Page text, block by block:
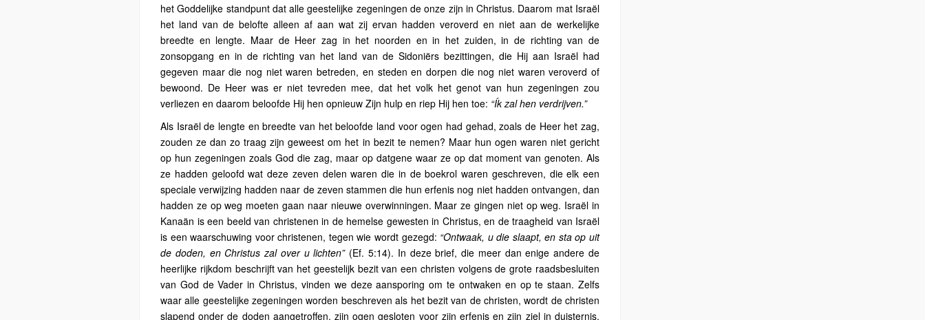
het Goddelijke standpunt dat alle geestelijke zegeningen de onze zijn in Christus. Daarom mat Israël
het land van de belofte alleen af aan wat zij ervan hadden veroverd en niet aan de werkelijke
breedte en lengte. Maar de Heer zag in het noorden en in het zuiden, in de richting van de
zonsopgang en in de richting van het land van de Sidoniërs bezittingen, die Hij aan Israël had
gegeven maar die nog niet waren betreden, en steden en dorpen die nog niet waren veroverd of
bewoond. De Heer was er niet tevreden mee, dat het volk het genot van hun zegeningen zou
verliezen en daarom beloofde Hij hen opnieuw Zijn hulp en riep Hij hen toe: “Ík zal hen verdrijven.”
Als Israël de lengte en breedte van het beloofde land voor ogen had gehad, zoals de Heer het zag,
zouden ze dan zo traag zijn geweest om het in bezit te nemen? Maar hun ogen waren niet gericht
op hun zegeningen zoals God die zag, maar op datgene waar ze op dat moment van genoten. Als
ze hadden geloofd wat deze zeven delen waren die in de boekrol waren geschreven, die elk een
speciale verwijzing hadden naar de zeven stammen die hun erfenis nog niet hadden ontvangen, dan
hadden ze op weg moeten gaan naar nieuwe overwinningen. Maar ze gingen niet op weg. Israël in
Kanaän is een beeld van christenen in de hemelse gewesten in Christus, en de traagheid van Israël
is een waarschuwing voor christenen, tegen wie wordt gezegd: “Ontwaak, u die slaapt, en sta op uit
de doden, en Christus zal over u lichten”(Ef. 5:14). In deze brief, die meer dan enige andere de
heerlijke rijkdom beschrijft van het geestelijk bezit van een christen volgens de grote raadsbesluiten
van God de Vader in Christus, vinden we deze aansporing om te ontwaken en op te staan. Zelfs
waar alle geestelijke zegeningen worden beschreven als het bezit van de christen, wordt de christen
slapend onder de doden aangetroffen, zijn ogen gesloten voor zijn erfenis en zijn ziel in duisternis.